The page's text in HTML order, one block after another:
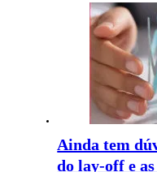
Ainda tem
do lay-off e